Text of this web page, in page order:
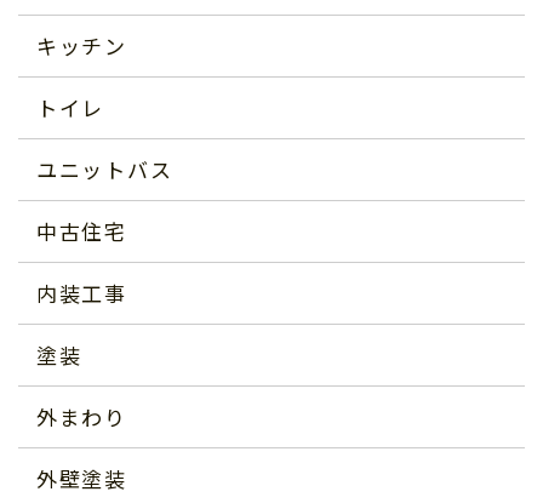
キッチン
トイレ
ユニットバス
中古住宅
内装工事
塗装
外まわり
外壁塗装